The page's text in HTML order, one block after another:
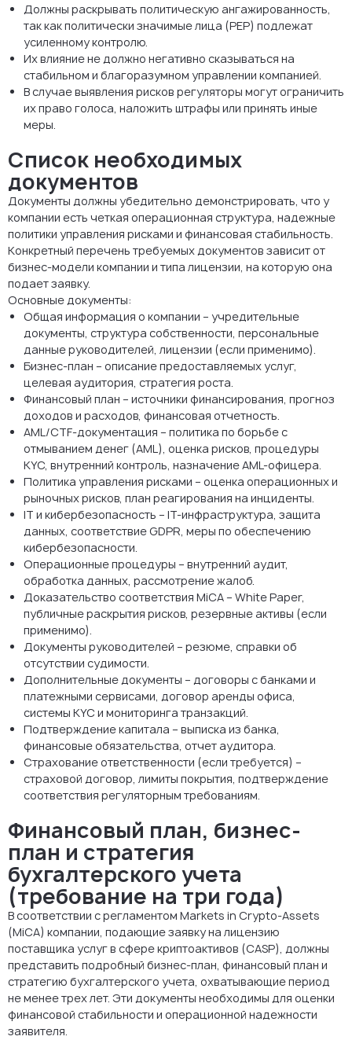
Должны раскрывать политическую ангажированность,
так как политически значимые лица (PEP) подлежат
усиленному контролю.
Их влияние не должно негативно сказываться на
стабильном и благоразумном управлении компанией.
В случае выявления рисков регуляторы могут ограничить
их право голоса, наложить штрафы или принять иные
меры.
Список необходимых
документов
Документы должны убедительно демонстрировать, что у
компании есть четкая операционная структура, надежные
политики управления рисками и финансовая стабильность.
Конкретный перечень требуемых документов зависит от
бизнес-модели компании и типа лицензии, на которую она
подает заявку.
Основные документы:
Общая информация о компании – учредительные
документы, структура собственности, персональные
данные руководителей, лицензии (если применимо).
Бизнес-план – описание предоставляемых услуг,
целевая аудитория, стратегия роста.
Финансовый план – источники финансирования, прогноз
доходов и расходов, финансовая отчетность.
AML/CTF-документация – политика по борьбе с
отмыванием денег (AML), оценка рисков, процедуры
KYC, внутренний контроль, назначение AML-офицера.
Политика управления рисками – оценка операционных и
рыночных рисков, план реагирования на инциденты.
IT и кибербезопасность – IT-инфраструктура, защита
данных, соответствие GDPR, меры по обеспечению
кибербезопасности.
Операционные процедуры – внутренний аудит,
обработка данных, рассмотрение жалоб.
Доказательство соответствия MiCA – White Paper,
публичные раскрытия рисков, резервные активы (если
применимо).
Документы руководителей – резюме, справки об
отсутствии судимости.
Дополнительные документы – договоры с банками и
платежными сервисами, договор аренды офиса,
системы KYC и мониторинга транзакций.
Подтверждение капитала – выписка из банка,
финансовые обязательства, отчет аудитора.
Страхование ответственности (если требуется) –
страховой договор, лимиты покрытия, подтверждение
соответствия регуляторным требованиям.
Финансовый план, бизнес-
план и стратегия
бухгалтерского учета
(требование на три года)
В соответствии с регламентом Markets in Crypto-Assets
(MiCA) компании, подающие заявку на лицензию
поставщика услуг в сфере криптоактивов (CASP), должны
представить подробный бизнес-план, финансовый план и
стратегию бухгалтерского учета, охватывающие период
не менее трех лет. Эти документы необходимы для оценки
финансовой стабильности и операционной надежности
заявителя.